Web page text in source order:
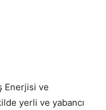
Enerjisi ve
yerli ve yabancı